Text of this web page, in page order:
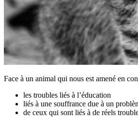
Face à un animal qui nous est amené en
les troubles liés à l’éducation
liés à une souffrance due à un
de ceux qui sont liés à de réels